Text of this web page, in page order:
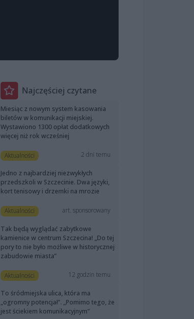
Najczęściej czytane
Miesiąc z nowym system kasowania
biletów w komunikacji miejskiej.
Wystawiono 1300 opłat dodatkowych
więcej niż rok wcześniej
Aktualności 2 dni temu
Jedno z najbardziej niezwykłych
przedszkoli w Szczecinie. Dwa języki,
kort tenisowy i drzemki na mrozie
Aktualności art. sponsorowany
Tak będą wyglądać zabytkowe
kamienice w centrum Szczecina! „Do tej
pory to nie było możliwe w historycznej
zabudowie miasta”
Aktualności 12 godzin temu
To śródmiejska ulica, która ma
„ogromny potencjał”. „Pomimo tego, że
jest ściekiem komunikacyjnym”